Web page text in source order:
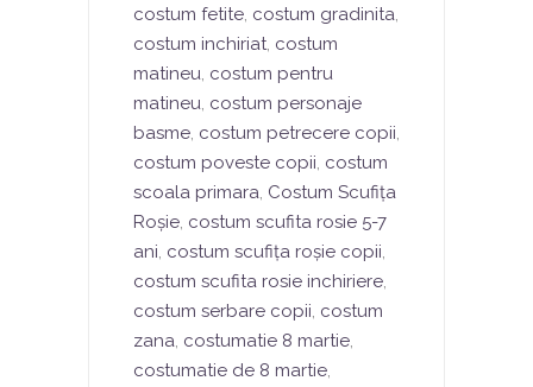
costum fetite, costum gradinita,
costum inchiriat, costum
matineu, costum pentru
matineu, costum personaje
basme, costum petrecere copii,
costum poveste copii, costum
scoala primara, Costum Scufița
Roșie, costum scufita rosie 5-7
ani, costum scufița roșie copii,
costum scufita rosie inchiriere,
costum serbare copii, costum
zana, costumatie 8 martie,
costumatie de 8 martie,